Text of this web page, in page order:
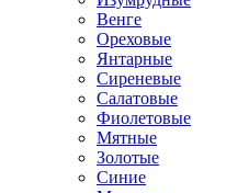
Венге
Ореховые
Янтарные
Сиреневые
Салатовые
Фиолетовые
Мятные
Золотые
Синие